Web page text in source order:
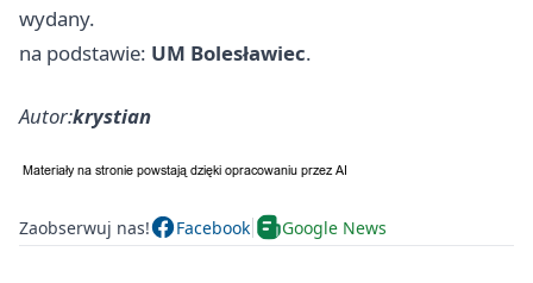
wydany.
na podstawie: UM Bolesławiec.
Autor:krystian
Zaobserwuj nas! Facebook Google News